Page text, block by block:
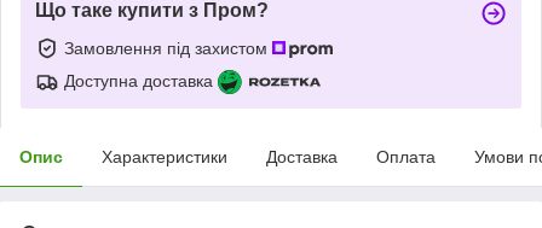
Що таке купити з Пром?
Замовлення під захистом
Доступна доставка
Опис Характеристики Доставка Оплата Умови